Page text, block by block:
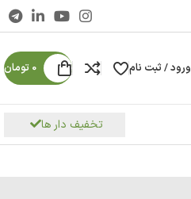
ورود / ثبت نام 0 تومان
تخفیف دار ها